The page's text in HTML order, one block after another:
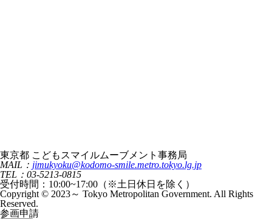
東京都 こどもスマイルムーブメント事務局
MAIL： jimukyoku@kodomo-smile.metro.tokyo.lg.jp
TEL：03-5213-0815
受付時間：10:00~17:00（※土日休日を除く）
Copyright © 2023～ Tokyo Metropolitan Government. All Rights
Reserved.
参画申請